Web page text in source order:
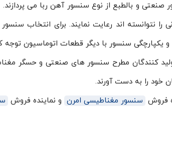
و بالطبع از نوع سنسور آهن ربا می پردازند.
را نتوانسته اند رعایت نمایند. برای انتخاب
سنسور با دیگر قطعات اتوماسیون توجه
تولید کنندگان مطرح سنسور های صنعتی و حسگر
خود را به دست آورند.
فروش سنسور مغناطیسی امرن و نماینده فروش